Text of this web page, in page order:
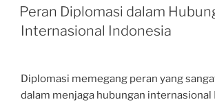
ON
Peran Diplomasi dalam
Internasional Indonesia
Diplomasi memegang peran yang
dalam menjaga hubungan internasional